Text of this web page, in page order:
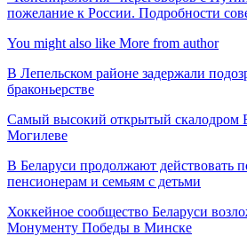
пожелание к России. Подробности
You might also like More from author
В Лепельском районе задержали
браконьерстве
Самый высокий открытый скалодром
Могилеве
В Беларуси продолжают
пенсионерам и семьям с детьми
Хоккейное сообщество Беларуси
Монументу Победы в Минске